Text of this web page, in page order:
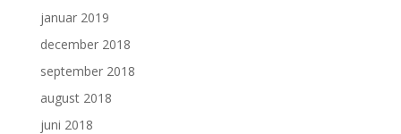
januar 2019
december 2018
september 2018
august 2018
juni 2018